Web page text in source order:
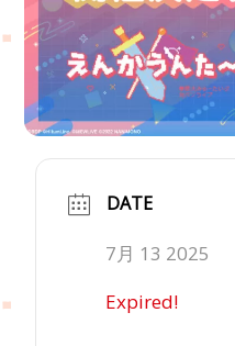
DATE
7月 13 2025
Expired!